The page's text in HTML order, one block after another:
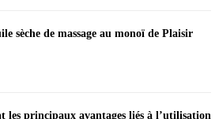
sèche de massage au monoï de Plaisir
les principaux avantages liés à l’utilisation